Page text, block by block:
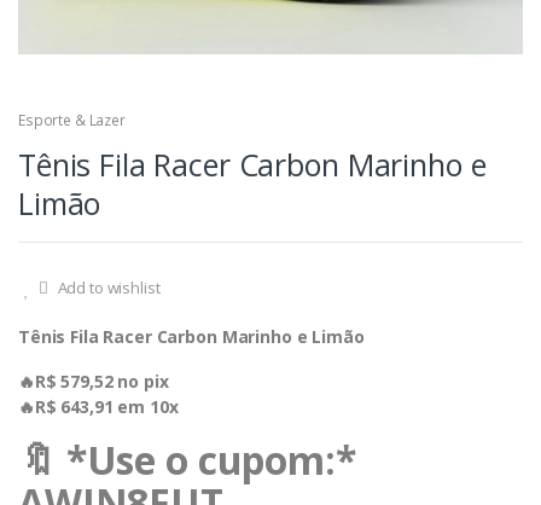
Esporte & Lazer
Tênis Fila Racer Carbon Marinho e
Limão
Add to wishlist
Tênis Fila Racer Carbon Marinho e Limão
🔥R$ 579,52 no pix
🔥R$ 643,91 em 10x
🔖 *Use o cupom:*